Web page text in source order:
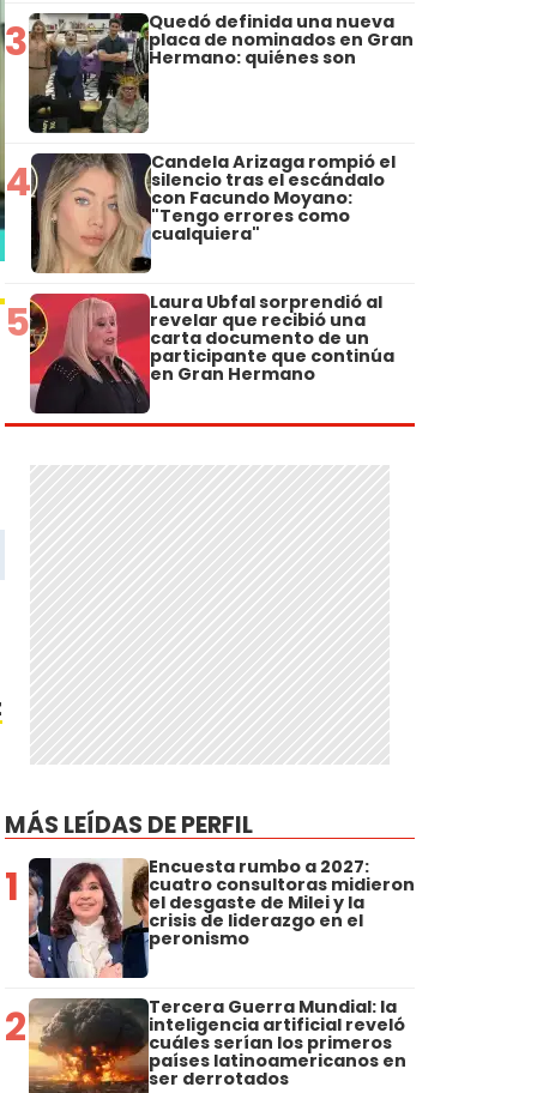
3 Quedó definida una nueva
placa de nominados en Gran
Hermano: quiénes son
4 Candela Arizaga rompió el
silencio tras el escándalo
con Facundo Moyano:
"Tengo errores como
cualquiera"
5 Laura Ubfal sorprendió al
revelar que recibió una
carta documento de un
participante que continúa
en Gran Hermano
MÁS LEÍDAS DE PERFIL
1 Encuesta rumbo a 2027:
cuatro consultoras midieron
el desgaste de Milei y la
crisis de liderazgo en el
peronismo
2 Tercera Guerra Mundial: la
inteligencia artificial reveló
cuáles serían los primeros
países latinoamericanos en
ser derrotados